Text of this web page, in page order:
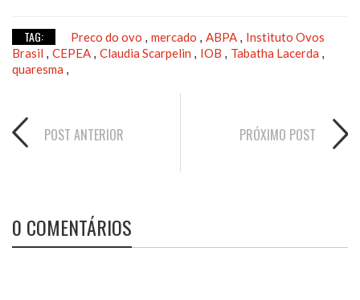
TAG: Preco do ovo , mercado , ABPA , Instituto Ovos
Brasil , CEPEA , Claudia Scarpelin , IOB , Tabatha Lacerda ,
quaresma ,
POST ANTERIOR PRÓXIMO POST
0 COMENTÁRIOS